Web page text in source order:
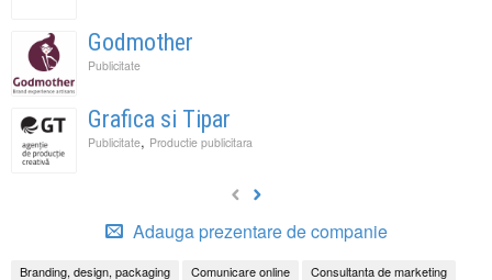
Godmother
Publicitate
Grafica si Tipar
Publicitate, Productie publicitara
Adauga prezentare de companie
Branding, design, packaging Comunicare online
Consultanta de marketing